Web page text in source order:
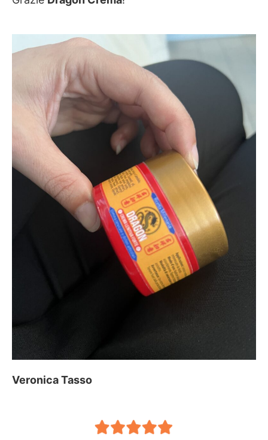
Veronica Tasso